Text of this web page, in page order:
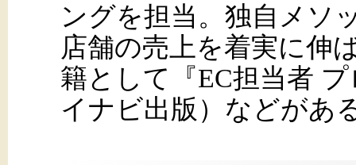
ングを担当。独自メソ
店舗の売上を着実に伸
籍として『EC担当者
イナビ出版）などがあ